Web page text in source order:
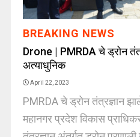
BREAKING NEWS
Drone | PMRDA चे ड्रोन
अत्याधुनिक
April 22, 2023
PMRDA चे ड्रोन तंत्रज्ञान
महानगर प्रदेश विकास